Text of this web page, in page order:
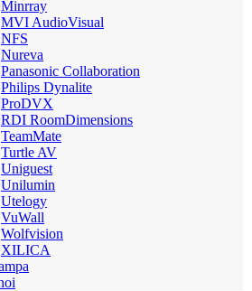
Minrray
MVI AudioVisual
NFS
Nureva
Panasonic Collaboration
Philips Dynalite
ProDVX
RDI RoomDimensions
TeamMate
Turtle AV
Uniguest
Unilumin
Utelogy
VuWall
Wolfvision
XILICA